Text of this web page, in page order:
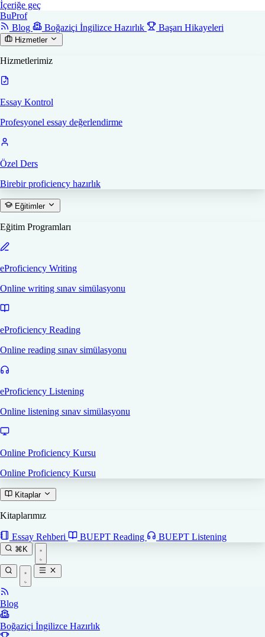
İçeriğe geç
BuProf
Blog
Boğaziçi İngilizce Hazırlık Başarı Hikayeleri
Hizmetler
Hizmetlerimiz
Essay Kontrol
Profesyonel essay değerlendirme
Özel Ders
Birebir proficiency hazırlık
Eğitimler
Eğitim Programları
eProficiency Writing
Online writing sınav simülasyonu
eProficiency Reading
Online reading sınav simülasyonu
eProficiency Listening
Online listening sınav simülasyonu
Online Proficiency Kursu
Online Proficiency Kursu
Kitaplar
Kitaplarımız
Essay Rehberi BUEPT Reading BUEPT Listening
⌘K
Blog
Boğaziçi İngilizce Hazırlık